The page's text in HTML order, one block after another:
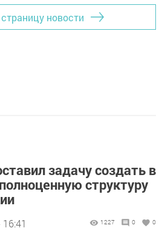
новости
задачу создать в
структуру
1227 0 0